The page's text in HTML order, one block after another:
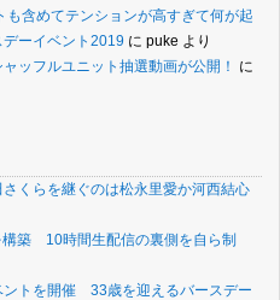
含めてテンションが高すぎて何が起
ーイベント2019 に puke より
ッフルユニット抽選動画が公開！
に
くらを継ぐのは松永里愛か河西結心
構築 10時間生配信の裏側を自ら制
ントを開催 33歳を迎えるバースデー